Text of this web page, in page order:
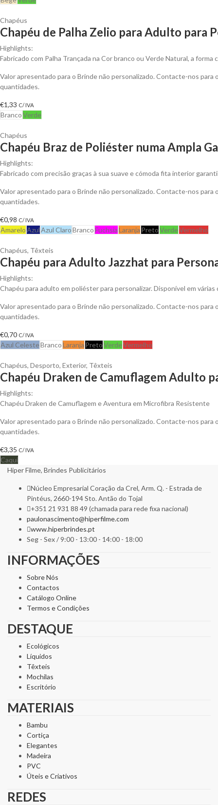
Chapéus
Chapéu de Palha Zelio para Adulto para
Highlights:
Fabricado com Palha Trançada na Cor branco ou Verde Natural, a
Valor apresentado para o Brinde não personalizado. Contacte-nos
quantidades.
€1,33 C/ IVA
BrancoVerde
Chapéus
Chapéu Braz de Poliéster numa Ampla
Highlights:
Fabricado com precisão graças à sua suave e cómoda fita interior
Valor apresentado para o Brinde não personalizado. Contacte-nos
quantidades.
€0,98 C/ IVA
AmareloAzulAzul ClaroBrancoFuchsiaLaranja PretoVerdeVermelho
Chapéus, Têxteis
Chapéu para Adulto Jazzhat para
Highlights:
Chapéu para adulto em poliéster para personalizar. Disponível em várias
Valor apresentado para o Brinde não personalizado. Contacte-nos
quantidades.
€0,70 C/ IVA
Azul CelesteBrancoLaranja PretoVerdeVermelho
Chapéus, Desporto, Exterior, Têxteis
Chapéu Draken de Camuflagem Adulto
Highlights:
Chapéu Draken de Camuflagem e Aventura em Microfibra Resistente
Valor apresentado para o Brinde não personalizado. Contacte-nos
quantidades.
€3,35 C/ IVA
Caqui
Hiper Filme, Brindes Publicitários
Núcleo Empresarial Coração da Crel, Arm. Q. - Estrada de
Pintéus, 2660-194 Sto. Antão do Tojal
+351 21 931 88 49 (chamada para rede fixa nacional)
paulonascimento@hiperfilme.com
www.hiperbrindes.pt
Seg - Sex / 9:00 - 13:00 - 14:00 - 18:00
INFORMAÇÕES
Sobre Nós
Contactos
Catálogo Online
Termos e Condições
DESTAQUE
Ecológicos
Líquidos
Têxteis
Mochilas
Escritório
MATERIAIS
Bambu
Cortiça
Elegantes
Madeira
PVC
Úteis e Criativos
REDES